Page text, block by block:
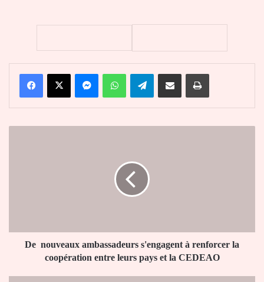
FacebookX MessengerWhatsAppTelegramPartager par email Imprimer
entre
De nouveaux ambassadeurs s'engagent à renforcer la
coopération entre leurs pays et la CEDEAO